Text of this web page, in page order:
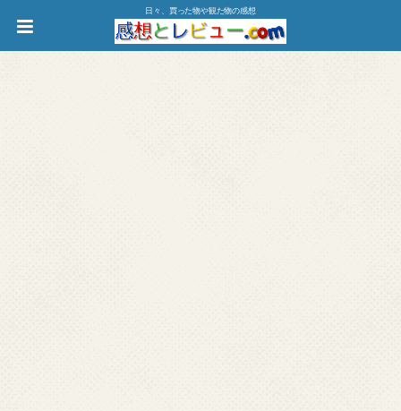
日々、買った物や観た物の感想